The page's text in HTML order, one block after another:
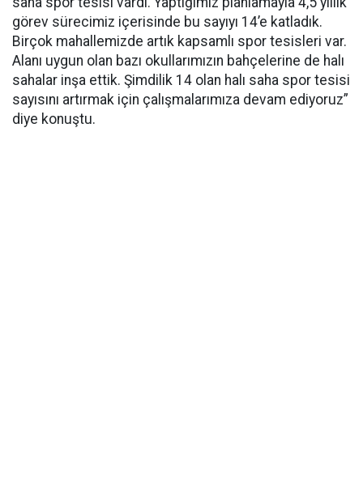
görev sürecimiz içerisinde bu sayıyı 14’e katladık.
Birçok mahallemizde artık kapsamlı spor tesisleri var.
Alanı uygun olan bazı okullarımızın bahçelerine de halı
sahalar inşa ettik. Şimdilik 14 olan halı saha spor tesisi
sayısını artırmak için çalışmalarımıza devam ediyoruz”
diye konuştu.